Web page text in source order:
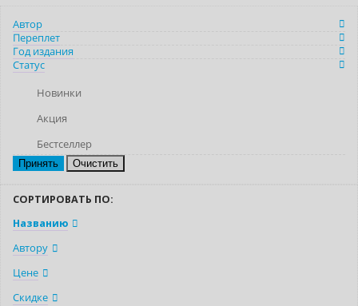
Автор
Переплет
Год издания
Статус
Новинки
Акция
Бестселлер
Очистить
СОРТИРОВАТЬ ПО:
Названию
Автору
Цене
Скидке